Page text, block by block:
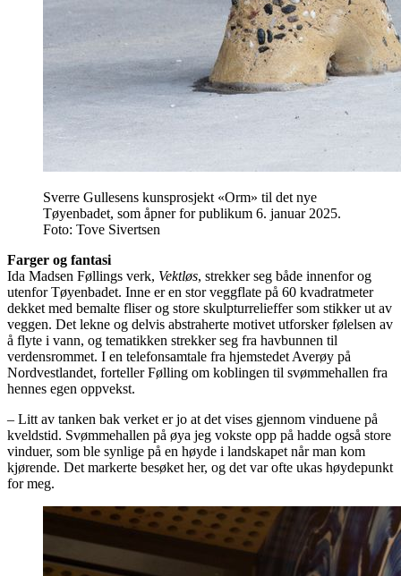
Sverre Gullesens kunsprosjekt «Orm» til det nye
Tøyenbadet, som åpner for publikum 6. januar 2025.
Foto: Tove Sivertsen
Farger og fantasi
Ida Madsen Føllings verk, Vektløs, strekker seg både innenfor og
utenfor Tøyenbadet. Inne er en stor veggflate på 60 kvadratmeter
dekket med bemalte fliser og store skulpturrelieffer som stikker ut av
veggen. Det lekne og delvis abstraherte motivet utforsker følelsen av
å flyte i vann, og tematikken strekker seg fra havbunnen til
verdensrommet. I en telefonsamtale fra hjemstedet Averøy på
Nordvestlandet, forteller Følling om koblingen til svømmehallen fra
hennes egen oppvekst.
– Litt av tanken bak verket er jo at det vises gjennom vinduene på
kveldstid. Svømmehallen på øya jeg vokste opp på hadde også store
vinduer, som ble synlige på en høyde i landskapet når man kom
kjørende. Det markerte besøket her, og det var ofte ukas høydepunkt
for meg.